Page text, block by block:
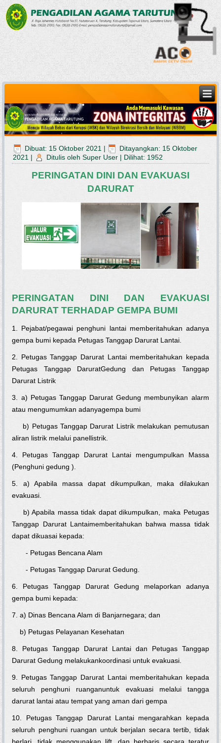
Dibuat: 15 Oktober 2021 |
Ditayangkan: 15 Oktober
2021 | Ditulis oleh Super User | Dilihat: 1952
PERINGATAN DINI DAN EVAKUASI
DARURAT
PERINGATAN DINI DAN EVAKUASI
DARURAT TERHADAP GEMPA BUMI
1. Pejabat/pegawai penghuni lantai memberitahukan adanya
gempa bumi kepada Petugas Tanggap Darurat Lantai.
2. Petugas Tanggap Darurat Lantai memberitahukan kepada
Petugas Tanggap DaruratGedung dan Petugas Tanggap
Darurat Listrik
3. a) Petugas Tanggap Darurat Gedung membunyikan alarm
atau mengumumkan adanyagempa bumi
b) Petugas Tanggap Darurat Listrik melakukan pemutusan
aliran listrik melalui panellistrik.
4. Petugas Tanggap Darurat Lantai mengumpulkan Massa
(Penghuni gedung ).
5. a) Apabila massa dapat dikumpulkan, maka dilakukan
evakuasi.
b) Apabila massa tidak dapat dikumpulkan, maka Petugas
Tanggap Darurat Lantaimemberitahukan bahwa massa tidak
dapat dikuasai kepada:
- Petugas Bencana Alam
- Petugas Tanggap Darurat Gedung.
6. Petugas Tanggap Darurat Gedung melaporkan adanya
gempa bumi kepada:
7. a) Dinas Bencana Alam di Banjarnegara; dan
b) Petugas Pelayanan Kesehatan
8. Petugas Tanggap Darurat Lantai dan Petugas Tanggap
Darurat Gedung melakukankoordinasi untuk evakuasi.
9. Petugas Tanggap Darurat Lantai memberitahukan kepada
seluruh penghuni ruanganuntuk evakuasi melalui tangga
darurat lantai atau tempat yang aman dari gempa
10. Petugas Tanggap Darurat Lantai mengarahkan kepada
seluruh penghuni ruangan untuk berjalan secara tertib, tidak